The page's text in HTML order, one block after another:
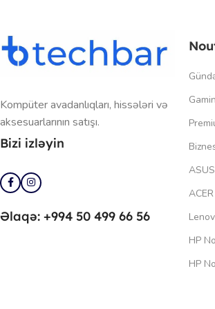
Kompüter avadanlıqları, hissələri və
aksesuarlarının satışı.
Bizi izləyin
Əlaqə: +994 50 499 66 56
HP
HP